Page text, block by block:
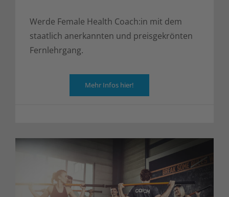
Werde Female Health Coach:in mit dem
staatlich anerkannten und preisgekrönten
Fernlehrgang.
Mehr Infos hier!